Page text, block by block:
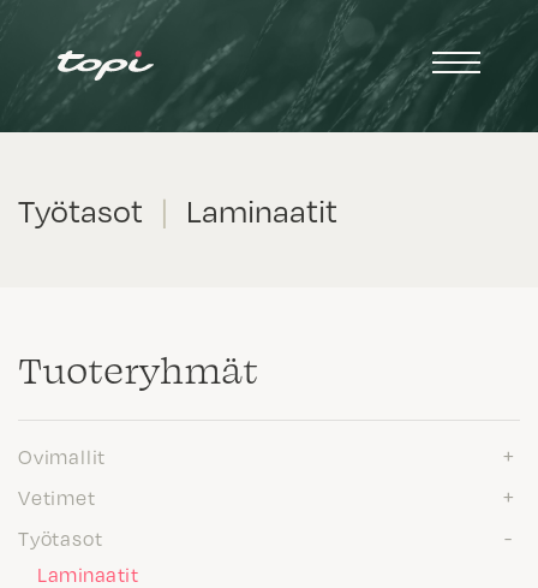
Työtasot | Laminaatit
Tuote­ryhmät
Ovimallit
Vetimet
Työtasot
Laminaatit